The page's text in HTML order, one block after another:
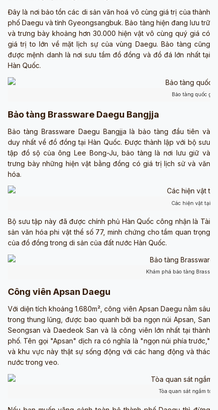
Đây là nơi bảo tồn các di sản văn hoá vô cùng giá trị của thành
phố Daegu và tỉnh Gyeongsangbuk. Bảo tàng hiện đang lưu trữ
và trưng bày khoảng hơn 30.000 hiện vật vô cùng quý giá có
giá trị to lớn về mặt lịch sự của vùng Daegu. Bảo tàng cũng
được mệnh danh là nơi sưu tầm đồ đồng và đồ đá lớn nhất tại
Hàn Quốc.
Bảo tàng quốc gia
Bảo tàng Brassware Daegu Bangjja
Bảo tàng Brassware Daegu Bangjja là bảo tàng đầu tiên và
duy nhất về đồ đồng tại Hàn Quốc. Được thành lập với bộ sưu
tập đồ sộ của ông Lee Bong-Ju, bảo tàng là nơi lưu giữ và
trưng bày những hiện vật bằng đồng có giá trị lịch sử và văn
hóa.
Các hiện vật tại
Bộ sưu tập này đã được chính phủ Hàn Quốc công nhận là Tài
sản văn hóa phi vật thể số 77, minh chứng cho tầm quan trọng
của đồ đồng trong di sản của đất nước Hàn Quốc.
Khám phá bảo tàng
Công viên Apsan Daegu
Với diện tích khoảng 1.680m², công viên Apsan Daegu nằm sâu
trong thung lũng, được bao quanh bởi ba ngọn núi Apsan, San
Seongsan và Daedeok San và là công viên lớn nhất tại thành
phố. Tên gọi "Apsan" dịch ra có nghĩa là "ngọn núi phía trước,"
và khu vực này thật sự sống động với các hang động và thác
nước trong veo.
Tòa quan sát ngắm